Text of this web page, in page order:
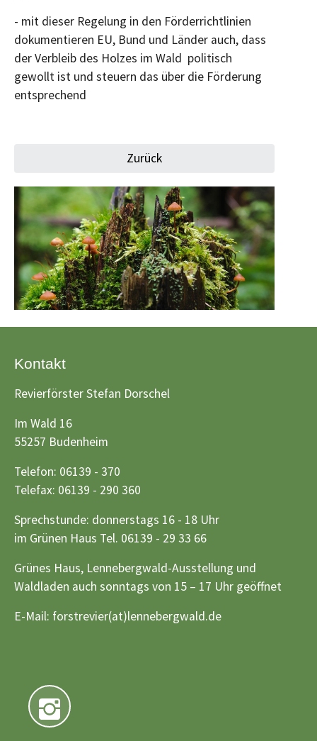
- mit dieser Regelung in den Förderrichtlinien
dokumentieren EU, Bund und Länder auch, dass
der Verbleib des Holzes im Wald politisch
gewollt ist und steuern das über die Förderung
entsprechend
Zurück
Kontakt
Revierförster Stefan Dorschel
Im Wald 16
55257 Budenheim
Telefon: 06139 - 370
Telefax: 06139 - 290 360
Sprechstunde: donnerstags 16 - 18 Uhr
im Grünen Haus Tel. 06139 - 29 33 66
Grünes Haus, Lennebergwald-Ausstellung und
Waldladen auch sonntags von 15 – 17 Uhr geöffnet
E-Mail: forstrevier(at)lennebergwald.de